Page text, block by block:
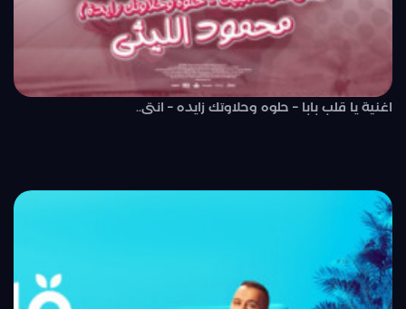
اغنية يا قلب بابا – حلوه وحلاوتك زايده – انتى..